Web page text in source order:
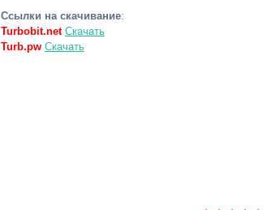
Ссылки на скачивание:
Turbobit.net Скачать
Turb.pw Скачать